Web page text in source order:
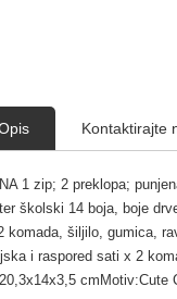
Kontaktirajte
1 zip; 2 preklopa;
školski 14 boja, boje
komada, šiljilo, gumica,
i raspored sati x 2
20,3x14x3,5 cmMotiv:Cute